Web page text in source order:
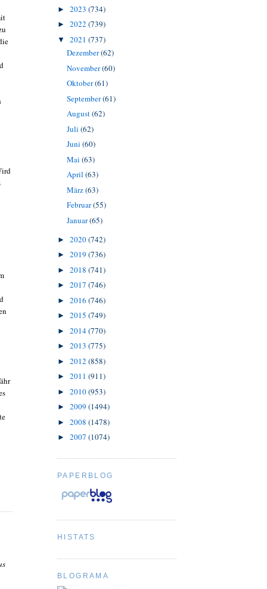
► 2023 (734)
► 2022 (739)
▼ 2021 (737)
Dezember(62)
November(60)
Oktober(61)
September(61)
August(62)
Juli (62)
Juni (60)
Mai (63)
April (63)
März(63)
Februar(55)
Januar(65)
► 2020(742)
► 2019 (736)
► 2018 (741)
► 2017 (746)
► 2016 (746)
► 2015 (749)
► 2014(770)
► 2013 (775)
► 2012 (858)
► 2011 (911)
► 2010(953)
► 2009 (1494)
► 2008 (1478)
► 2007 (1074)
PAPERBLOG
HISTATS
BLOGRAMA